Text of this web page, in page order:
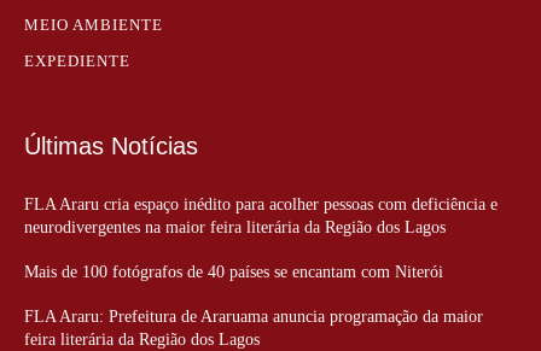
MEIO AMBIENTE
EXPEDIENTE
Últimas Notícias
FLA Araru cria espaço inédito para acolher pessoas com deficiência e
neurodivergentes na maior feira literária da Região dos Lagos
Mais de 100 fotógrafos de 40 países se encantam com Niterói
FLA Araru: Prefeitura de Araruama anuncia programação da maior
feira literária da Região dos Lagos